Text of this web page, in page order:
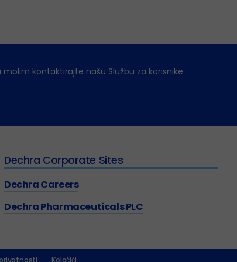
kontaktirajte našu Službu za korisnike
Dechra Corporate Sites
Dechra Careers
Dechra Pharmaceuticals PLC